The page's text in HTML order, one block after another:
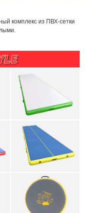
комплекс из ПВХ-сетки